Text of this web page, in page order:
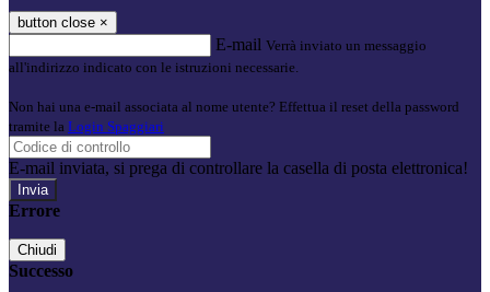
button close ×
E-mail Verrà inviato un messaggio
all'indirizzo indicato con le istruzioni necessarie.
Non hai una e-mail associata al nome utente? Effettua il reset della password
tramite la Login Spaggiari
E-mail inviata, si prega di controllare la casella di posta elettronica!
Errore
Chiudi
Successo